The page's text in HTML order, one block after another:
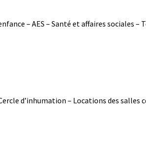
– AES – Santé et affaires sociales
d’inhumation – Locations des salles